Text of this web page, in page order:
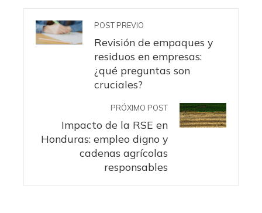
POST PREVIO
Revisión de empaques y
residuos en empresas:
¿qué preguntas son
cruciales?
PRÓXIMO POST
Impacto de la RSE en
Honduras: empleo digno y
cadenas agrícolas
responsables